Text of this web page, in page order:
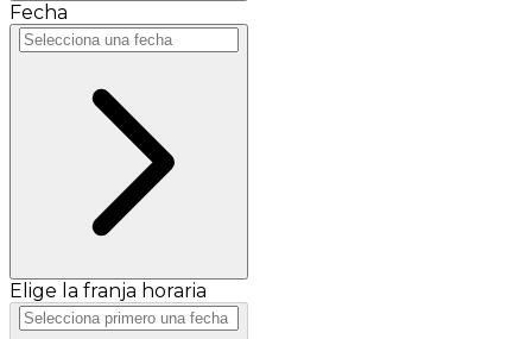
Fecha
Elige la franja horaria